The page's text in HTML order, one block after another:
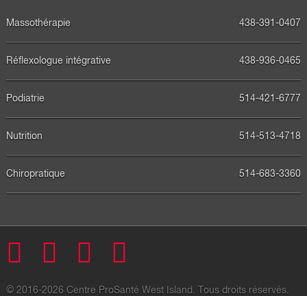
Massothérapie 438-391-0407
Réflexologue intégrative 438-936-0465
Podiatrie 514-421-6777
Nutrition 514-513-4718
Chiropratique 514-683-3360
Facebook
TwitterPinterest
© 2016-2026 Centre ProSanté West Island. Tous droits réservés.